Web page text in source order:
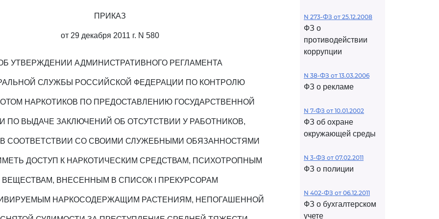
ПРИКАЗ
от 29 декабря 2011 г. N 580
УТВЕРЖДЕНИИ АДМИНИСТРАТИВНОГО РЕГЛАМЕНТА
СЛУЖБЫ РОССИЙСКОЙ ФЕДЕРАЦИИ ПО КОНТРОЛЮ
НАРКОТИКОВ ПО ПРЕДОСТАВЛЕНИЮ ГОСУДАРСТВЕННОЙ
ПО ВЫДАЧЕ ЗАКЛЮЧЕНИЙ ОБ ОТСУТСТВИИ У РАБОТНИКОВ,
СООТВЕТСТВИИ СО СВОИМИ СЛУЖЕБНЫМИ ОБЯЗАННОСТЯМИ
ДОСТУП К НАРКОТИЧЕСКИМ СРЕДСТВАМ, ПСИХОТРОПНЫМ
ВЕЩЕСТВАМ, ВНЕСЕННЫМ В СПИСОК I ПРЕКУРСОРАМ
НАРКОСОДЕРЖАЩИМ РАСТЕНИЯМ, НЕПОГАШЕННОЙ
N 273-ФЗ от 25.12.2008
ФЗ о
противодействии
коррупции
N 38-ФЗ от 13.03.2006
ФЗ о рекламе
N 7-ФЗ от 10.01.2002
ФЗ об охране
окружающей среды
N 3-ФЗ от 07.02.2011
ФЗ о полиции
N 402-ФЗ от 06.12.2011
ФЗ о бухгалтерском
учете